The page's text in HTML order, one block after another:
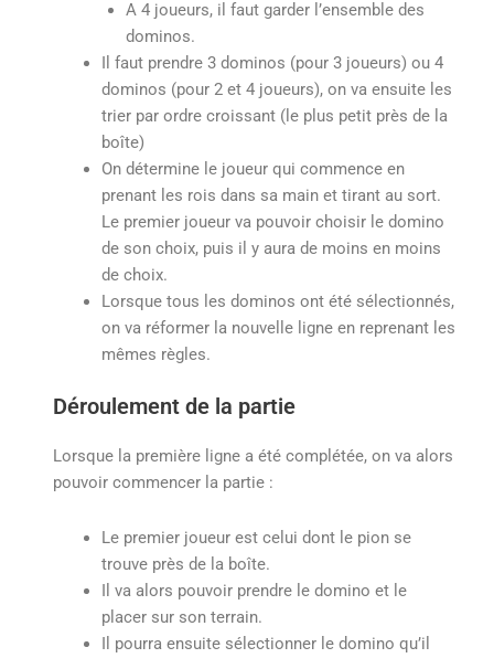
A 4 joueurs, il faut garder l’ensemble des
dominos.
Il faut prendre 3 dominos (pour 3 joueurs) ou 4
dominos (pour 2 et 4 joueurs), on va ensuite les
trier par ordre croissant (le plus petit près de la
boîte)
On détermine le joueur qui commence en
prenant les rois dans sa main et tirant au sort.
Le premier joueur va pouvoir choisir le domino
de son choix, puis il y aura de moins en moins
de choix.
Lorsque tous les dominos ont été sélectionnés,
on va réformer la nouvelle ligne en reprenant les
mêmes règles.
Déroulement de la partie
Lorsque la première ligne a été complétée, on va alors
pouvoir commencer la partie :
Le premier joueur est celui dont le pion se
trouve près de la boîte.
Il va alors pouvoir prendre le domino et le
placer sur son terrain.
Il pourra ensuite sélectionner le domino qu’il